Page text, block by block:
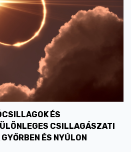
ÉS
CSILLAGÁSZATI
ÉS NYÚLON